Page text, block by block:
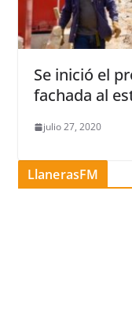
Se inició el
fachada al
julio 27, 2020
LlanerasFM